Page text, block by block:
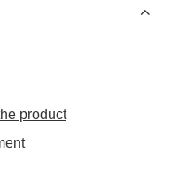
product